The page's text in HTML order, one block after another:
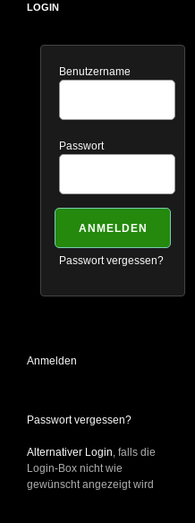
LOGIN
Benutzername
Passwort
Passwort vergessen?
Anmelden
Passwort vergessen?
Alternativer Login , falls die
Login-Box nicht wie
gewünscht angezeigt wird